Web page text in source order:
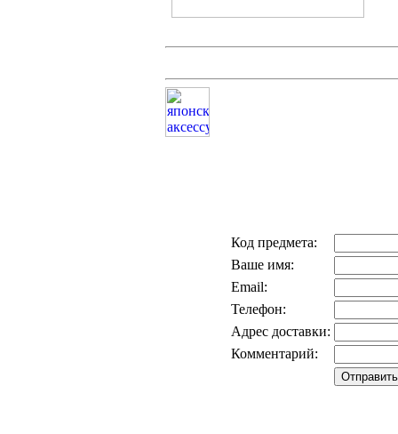
Код предмета:
Ваше имя:
Email:
Телефон:
Адрес доставки:
Комментарий: